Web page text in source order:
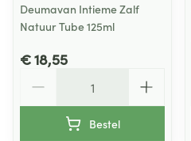
Deumavan Intieme Zalf
Natuur Tube 125ml
€ 18,55
Bestel